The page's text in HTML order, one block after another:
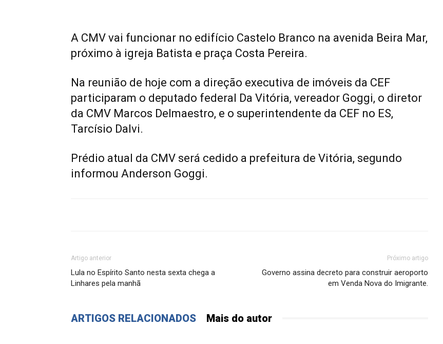
A CMV vai funcionar no edifício Castelo Branco na avenida Beira Mar,
próximo à igreja Batista e praça Costa Pereira.
Na reunião de hoje com a direção executiva de imóveis da CEF
participaram o deputado federal Da Vitória, vereador Goggi, o diretor
da CMV Marcos Delmaestro, e o superintendente da CEF no ES,
Tarcísio Dalvi.
Prédio atual da CMV será cedido a prefeitura de Vitória, segundo
informou Anderson Goggi.
Artigo anterior
Lula no Espírito Santo nesta sexta chega a
Linhares pela manhã
Próximo artigo
Governo assina decreto para construir aeroporto
em Venda Nova do Imigrante.
ARTIGOS RELACIONADOS Mais do autor